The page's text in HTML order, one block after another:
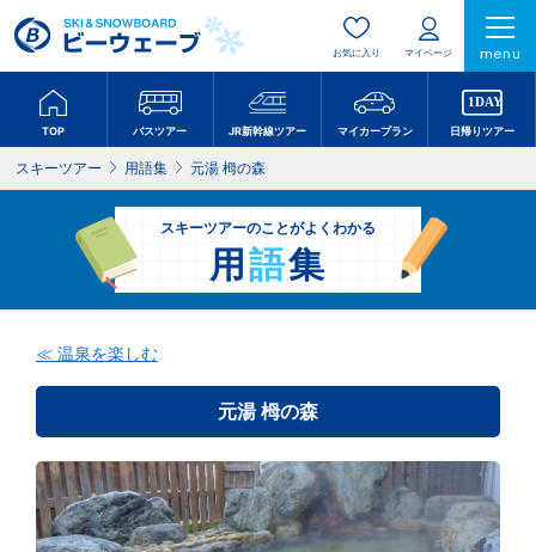
お気に入り マイページ menu
TOP バスツアー JR新幹線ツアー マイカープラン 日帰りツアー
スキーツアー 用語集 元湯 栂の森
スキーツアーのことがよくわかる
用 語集
≪ 温泉を楽しむ
元湯 栂の森